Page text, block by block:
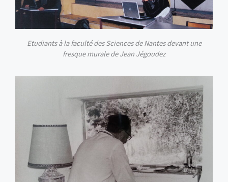
Etudiants à la faculté des Sciences de Nantes devant une
fresque murale de Jean Jégoudez